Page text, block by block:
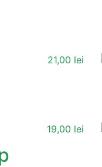
21,00 lei
19,00 lei